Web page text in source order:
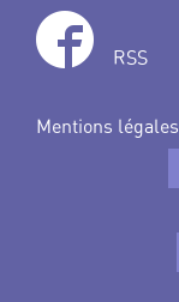
RSS
Mentions légales